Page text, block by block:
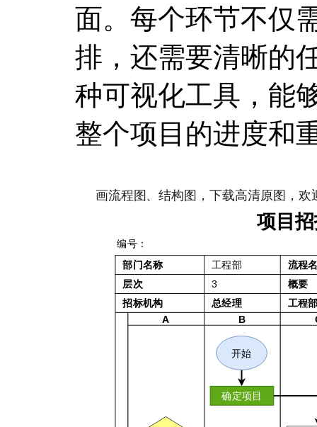
面。每个环节不仅
排，还需要清晰的
种可视化工具，能
整个项目的进度和